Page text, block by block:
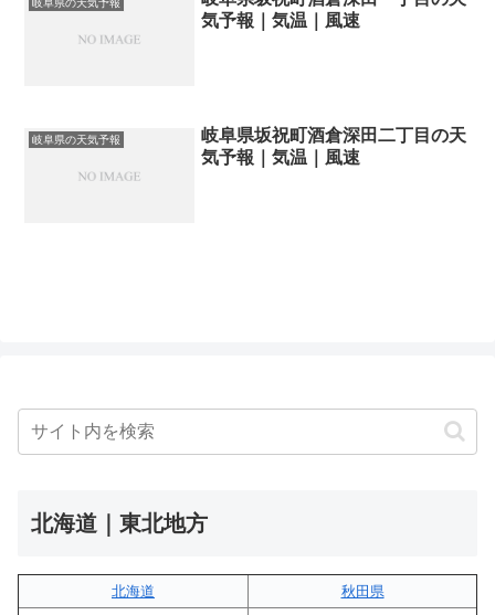
岐阜県の天気予報
気予報｜気温｜風速
岐阜県の天気予報
岐阜県坂祝町酒倉深田二丁目の天
気予報｜気温｜風速
北海道｜東北地方
北海道
秋田県